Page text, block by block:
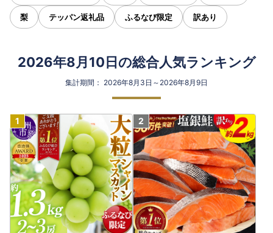
梨 テッパン返礼品 ふるなび限定 訳あり
2026年8月10日の総合人気ランキング
集計期間： 2026年8月3日～2026年8月9日